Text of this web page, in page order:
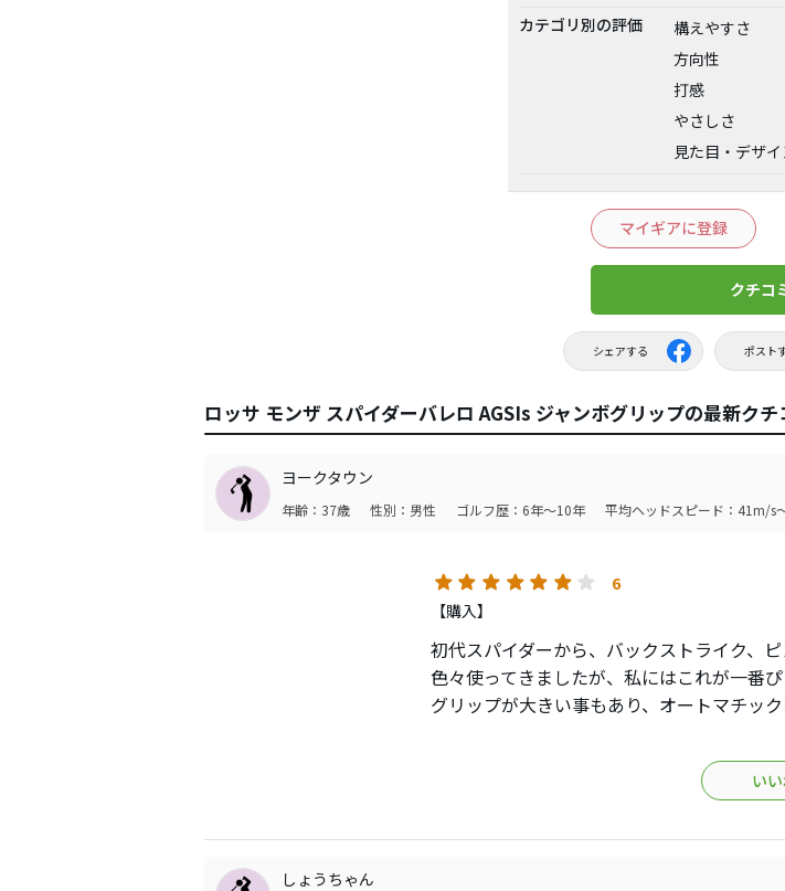
カテゴリ別の評価
構えやすさ
方向性
打感
やさしさ
見た目・デザイ
マイギアに登録
クチコ
シェアする ポスト
ロッサ モンザ スパイダーバレロ AGSIs ジャンボグリップの最新クチ
ヨークタウン
年齢：37歳 性別：男性 ゴルフ歴：6年～10年 平均ヘッドスピード：41m/s
6
【購入】
初代スパイダーから、バックストライク、
色々使ってきましたが、私にはこれが一番ぴ
グリップが大きい事もあり、オートマチッ
デザインも格好よく、構え安いですね。
1時間の練習で本番投入でしたが、自分のビ
当面、エースパターです。
い
しょうちゃん